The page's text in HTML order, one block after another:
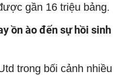
gần 16 triệu bảng.
ồn ào đến sự hồi sinh
trong bối cảnh nhiều